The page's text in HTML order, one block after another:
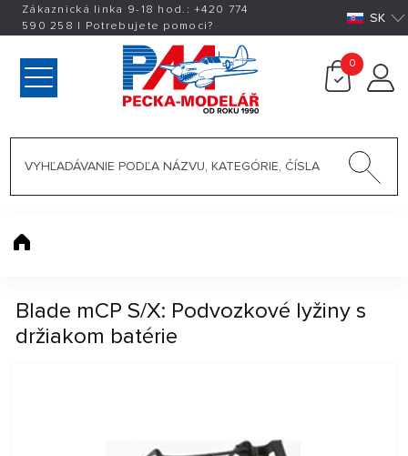
Zákaznická linka 9-18 hod.:+420 774
590 258 | Potrebujete pomoci? SK
0
Blade mCP S/X: Podvozkové lyžiny s
držiakom batérie